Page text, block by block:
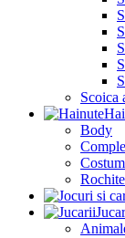
Scoica
Body